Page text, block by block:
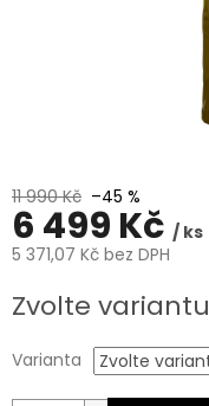
11 990 Kč –45 %
6 499 Kč / ks
5 371,07 Kč bez DPH
cena:
Zvolte variantu
Varianta